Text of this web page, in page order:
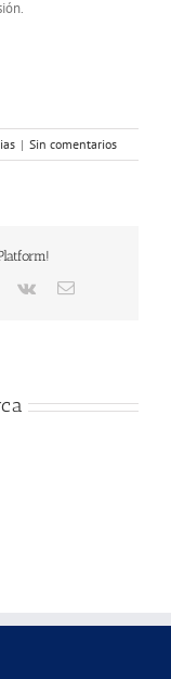
| Sin comentarios
Pinterest
Vk
Correo